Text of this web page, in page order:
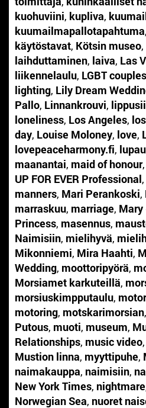
kuohuviini, kupliva,
kuumailmapallotapahtuma,
käytöstavat, Kötsin museo,
laihduttaminen, laiva, Las
liikennelaulu, LGBT couples
lighting, Lily Dream
Pallo, Linnankrouvi,
loneliness, Los Angeles,
day, Louise Moloney, love,
lovepeaceharmony.fi,
maanantai, maid of honour,
UP FOR EVER Professional,
manners, Mari Perankoski,
marraskuu, marriage, Mary
Princess, masennus,
Naimisiin, mielihyvä,
Mikonniemi, Mira Haahti,
Wedding, moottoripyörä,
Morsiamet karkuteillä,
morsiuskimpputaulu,
motoring, motskarimorsian,
Putous, muoti, museum,
Relationships, music video,
Mustion linna, myyttipuhe,
naimakauppa, naimisiin,
New York Times, nightmare
Norwegian Sea, nuoret